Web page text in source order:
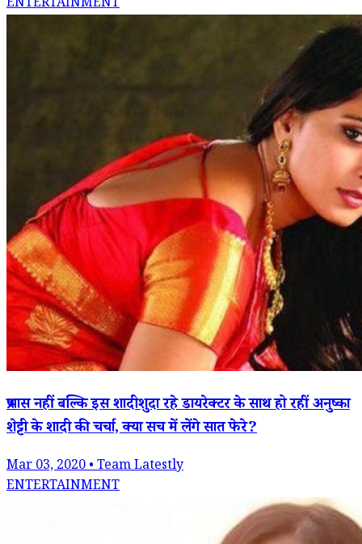
ENTERTAINMENT
प्रभास नहीं बल्कि इस शादीशुदा रहे डायरेक्टर के साथ हो रहीं अनुष्का
शेट्टी के शादी की चर्चा, क्या सच में लेंगे सात फेरे?
Mar 03, 2020 • Team Latestly
ENTERTAINMENT